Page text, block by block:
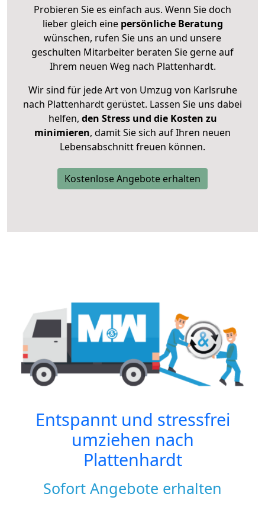
Probieren Sie es einfach aus. Wenn Sie doch
lieber gleich eine persönliche Beratung
wünschen, rufen Sie uns an und unsere
geschulten Mitarbeiter beraten Sie gerne auf
Ihrem neuen Weg nach Plattenhardt.
Wir sind für jede Art von Umzug von Karlsruhe
nach Plattenhardt gerüstet. Lassen Sie uns dabei
helfen, den Stress und die Kosten zu
minimieren, damit Sie sich auf Ihren neuen
Lebensabschnitt freuen können.
Kostenlose Angebote erhalten
Entspannt und stressfrei
umziehen nach
Plattenhardt
Sofort Angebote erhalten